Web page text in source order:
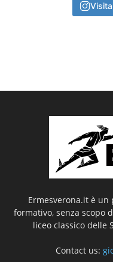
Ermesverona.it è
formativo, senza scopo
liceo classico delle
Contact us: